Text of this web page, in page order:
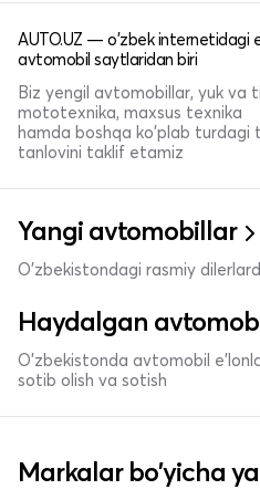
AUTO.UZ — o'zbek internetidagi
avtomobil saytlaridan biri
Biz yengil avtomobillar, yuk
mototexnika, maxsus texnika
hamda boshqa ko'plab turdagi
tanlovini taklif etamiz
Yangi avtomobillar
O'zbekistondagi rasmiy
Haydalgan
O'zbekistonda avtomobil
sotib olish va sotish
Markalar bo'yicha